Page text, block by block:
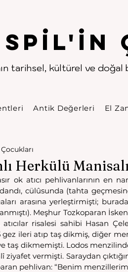
Spıl'in
tarihsel, kültürel ve doğal
. .
Antik Değerleri El
Herkülü
ok atıcı pehlivanlarının en
cülûsunda (tahta
arasına yerleştirmişti;
Meşhur Tozkoparan
atıcılar risalesi sahibi Hasan
gez ileri atıp taş dikmiş, diğer
taş dikmemişti. Lodos
ziyafet vermişti. Saraydan
pehlivan: “Benim